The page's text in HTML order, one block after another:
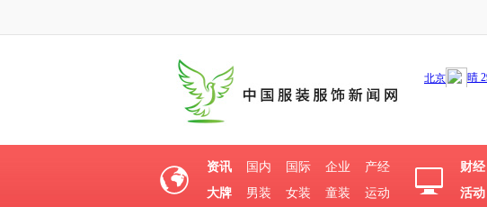
资讯 国内 国际 企业
产经
大牌
男装 女装 童装 运动
财经
活动